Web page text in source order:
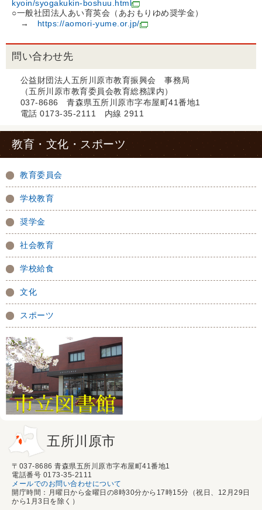
kyoin/syogakukin-boshuu.html
○一般社団法人あい育英会（あおもりゆめ奨学金）
→ https://aomori-yume.or.jp/
問い合わせ先
公益財団法人五所川原市教育振興会 事務局
（五所川原市教育委員会教育総務課内）
037-8686 青森県五所川原市字布屋町41番地1
電話 0173-35-2111 内線 2911
教育・文化・スポーツ
教育委員会
学校教育
奨学金
社会教育
学校給食
文化
スポーツ
五所川原市
〒037-8686 青森県五所川原市字布屋町41番地1
電話番号 0173-35-2111
メールでのお問い合わせについて
開庁時間：月曜日から金曜日の8時30分から17時15分（祝日、12月29日
から1月3日を除く）